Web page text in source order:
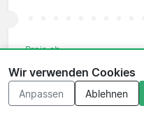
Preis ab
Wir verwenden Cookies
Anpassen
Ablehnen